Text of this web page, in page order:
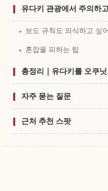
유다키 관광에서 주의하
보도 규칙도 의식하고 싶
혼잡을 피하는 팁
총정리｜유다키를 오쿠
자주 묻는 질문
근처 추천 스팟